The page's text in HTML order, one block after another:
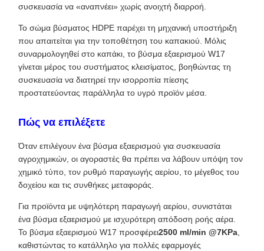
συσκευασία να «αναπνέει» χωρίς ανοιχτή διαρροή.
Το σώμα βύσματος HDPE παρέχει τη μηχανική υποστήριξη
που απαιτείται για την τοποθέτηση του καπακιού. Μόλις
συναρμολογηθεί στο καπάκι, το βύσμα εξαερισμού W17
γίνεται μέρος του συστήματος κλεισίματος, βοηθώντας τη
συσκευασία να διατηρεί την ισορροπία πίεσης
προστατεύοντας παράλληλα το υγρό προϊόν μέσα.
Πώς να επιλέξετε
Όταν επιλέγουν ένα βύσμα εξαερισμού για συσκευασία
αγροχημικών, οι αγοραστές θα πρέπει να λάβουν υπόψη τον
χημικό τύπο, τον ρυθμό παραγωγής αερίου, το μέγεθος του
δοχείου και τις συνθήκες μεταφοράς.
Για προϊόντα με υψηλότερη παραγωγή αερίου, συνιστάται
ένα βύσμα εξαερισμού με ισχυρότερη απόδοση ροής αέρα.
Το βύσμα εξαερισμού W17 προσφέρει2500 ml/min @7KPa,
καθιστώντας το κατάλληλο για πολλές εφαρμογές